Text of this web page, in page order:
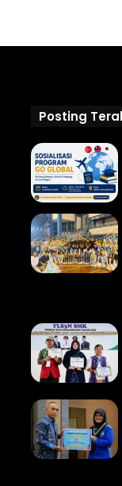
Posting